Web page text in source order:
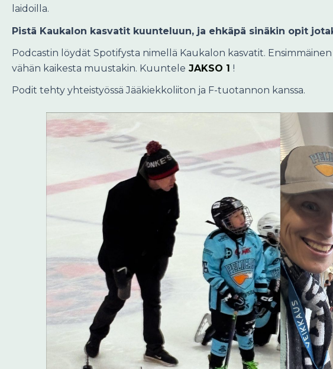
laidoilla.
Pistä Kaukalon kasvatit kuunteluun, ja ehkäpä sinäkin opit
Podcastin löydät Spotifysta nimellä Kaukalon kasvatit.
vähän kaikesta muustakin. Kuuntele JAKSO 1 !
Podit tehty yhteistyössä Jääkiekkoliiton ja F-tuotannon kanssa.